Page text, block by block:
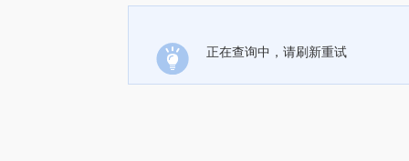
正在查询中，请刷新重试